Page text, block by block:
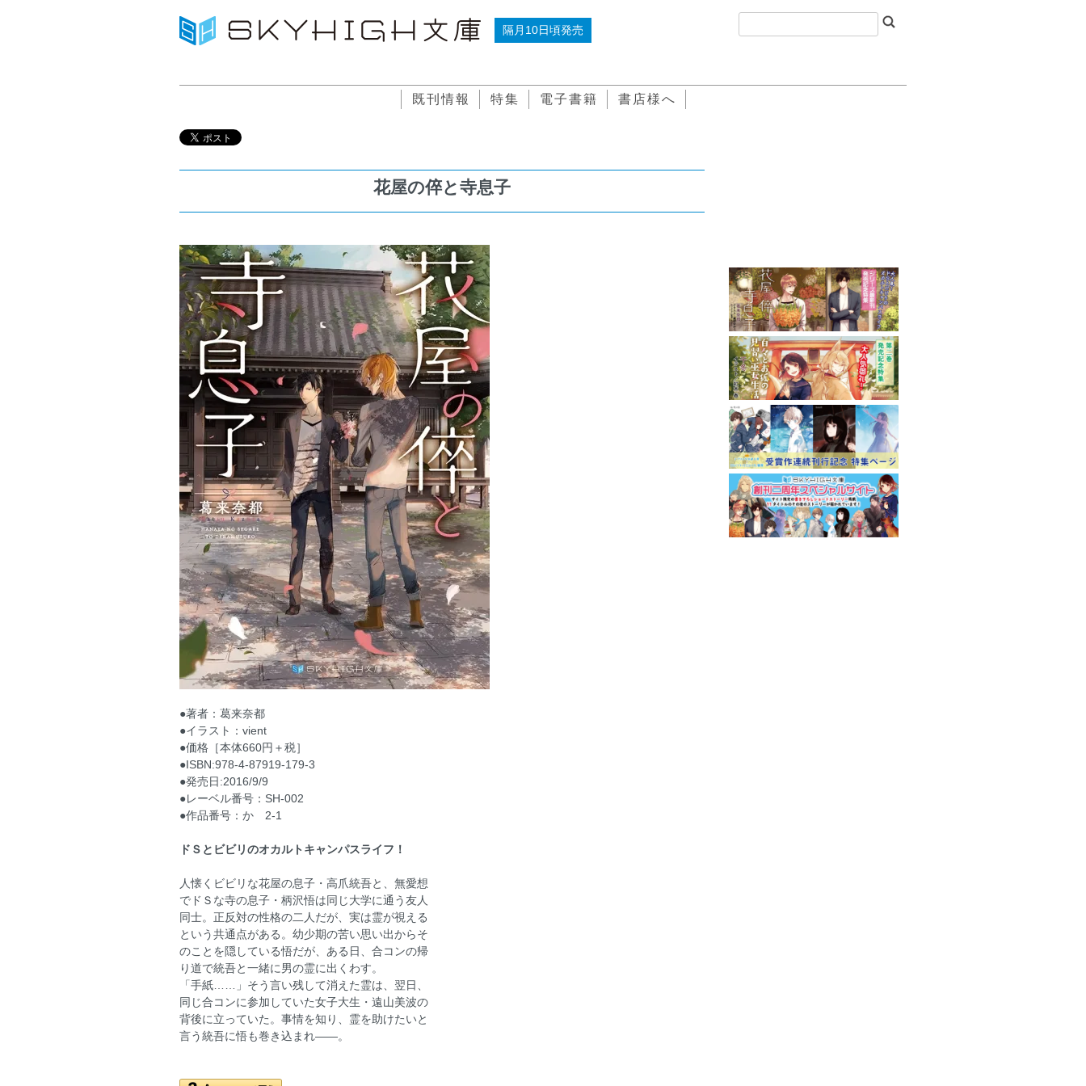
隔月10日頃発売
既刊情報 特集 電子書籍 書店様へ
花屋の倅と寺息子
●著者：葛来奈都
●イラスト：vient
●価格［本体660円＋税］
●ISBN:978-4-87919-179-3
●発売日:2016/9/9
●レーベル番号：SH‐002
●作品番号：か 2-1
ドＳとビビリのオカルトキャンパスライフ！
人懐くビビリな花屋の息子・高爪統吾と、無愛想
でドＳな寺の息子・柄沢悟は同じ大学に通う友人
同士。正反対の性格の二人だが、実は霊が視える
という共通点がある。幼少期の苦い思い出からそ
のことを隠している悟だが、ある日、合コンの帰
り道で統吾と一緒に男の霊に出くわす。
「手紙……」そう言い残して消えた霊は、翌日、
同じ合コンに参加していた女子大生・遠山美波の
背後に立っていた。事情を知り、霊を助けたいと
言う統吾に悟も巻き込まれ――。